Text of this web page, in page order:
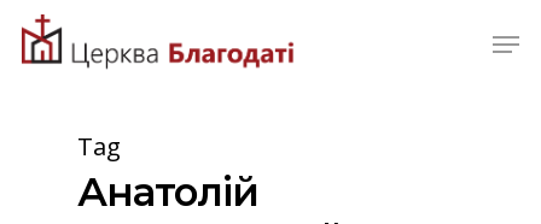
Skip
Tag
Анатолій